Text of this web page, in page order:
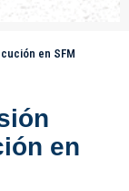
en SFM
en